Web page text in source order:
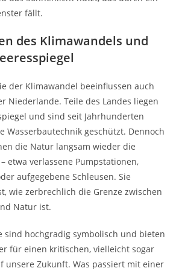
fällt.
des Klimawandels und
der Klimawandel beeinflussen auch
Niederlande. Teile des Landes liegen
und sind seit Jahrhunderten
Wasserbautechnik geschützt. Dennoch
die Natur langsam wieder die
etwa verlassene Pumpstationen,
aufgegebene Schleusen. Sie
wie zerbrechlich die Grenze zwischen
Natur ist.
sind hochgradig symbolisch und bieten
für einen kritischen, vielleicht sogar
unsere Zukunft. Was passiert mit einer